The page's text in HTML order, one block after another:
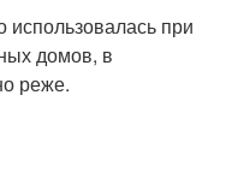
использовалась при
домов, в
реже.